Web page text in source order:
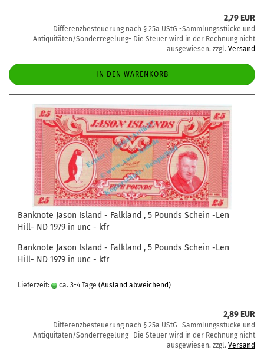
2,79 EUR
Differenzbesteuerung nach § 25a UStG -Sammlungsstücke und
Antiquitäten/Sonderregelung- Die Steuer wird in der Rechnung nicht
ausgewiesen. zzgl. Versand
IN DEN WARENKORB
Banknote Jason Island - Falkland , 5 Pounds Schein -Len
Hill- ND 1979 in unc - kfr
Banknote Jason Island - Falkland , 5 Pounds Schein -Len
Hill- ND 1979 in unc - kfr
Lieferzeit: ca. 3-4 Tage (Ausland abweichend)
2,89 EUR
Differenzbesteuerung nach § 25a UStG -Sammlungsstücke und
Antiquitäten/Sonderregelung- Die Steuer wird in der Rechnung nicht
ausgewiesen. zzgl. Versand